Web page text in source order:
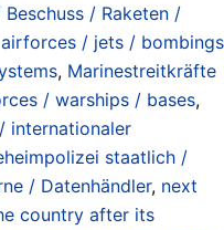
/ Raketen /
/ jets / bombings
, Marinestreitkräfte
/ warships / bases,
internationaler
staatlich /
/ Datenhändler, next
country after its